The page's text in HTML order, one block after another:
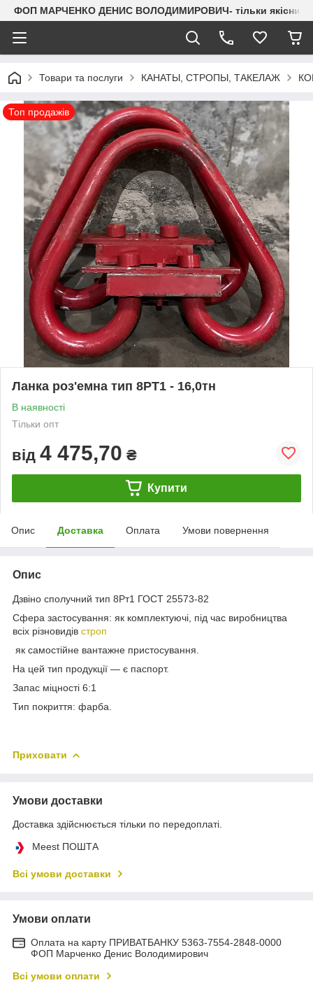
ФОП МАРЧЕНКО ДЕНИС ВОЛОДИМИРОВИЧ- тільки якісний
Товари та послуги КАНАТЫ, СТРОПЫ, ТАКЕЛАЖ
Топ продажів
Ланка роз'емна тип 8РТ1 - 16,0тн
В наявності
Тільки опт
від 4 475,70 ₴
Купити
Опис Доставка Оплата Умови повернення
Опис
Дзвіно сполучний тип 8Рт1 ГОСТ 25573-82
Сфера застосування: як комплектуючі, під час виробництва
всіх різновидів строп
як самостійне вантажне пристосування.
На цей тип продукції — є паспорт.
Запас міцності 6:1
Тип покриття: фарба.
Приховати
Умови доставки
Доставка здійснюється тільки по передоплаті.
Meest ПОШТА
Всі умови доставки
Умови оплати
Оплата на карту ПРИВАТБАНКУ 5363-7554-2848-0000
ФОП Марченко Денис Володимирович
Всі умови оплати